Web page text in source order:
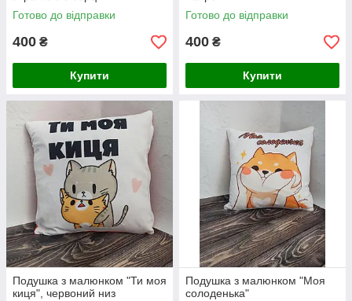
Готово до відправки
400 ₴
Купити
Готово до відправки
400 ₴
Купити
Подушка з малюнком "Ти моя
киця", червоний низ
Подушка з малюнком "Моя
солоденька"